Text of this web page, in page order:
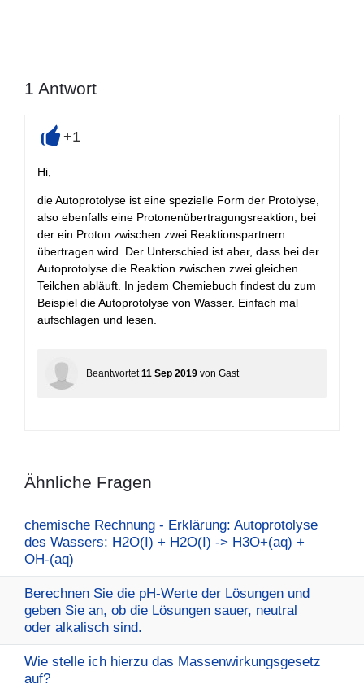
1 Antwort
+1
Hi,
die Autoprotolyse ist eine spezielle Form der Protolyse,
also ebenfalls eine Protonenübertragungsreaktion, bei
der ein Proton zwischen zwei Reaktionspartnern
übertragen wird. Der Unterschied ist aber, dass bei der
Autoprotolyse die Reaktion zwischen zwei gleichen
Teilchen abläuft. In jedem Chemiebuch findest du zum
Beispiel die Autoprotolyse von Wasser. Einfach mal
aufschlagen und lesen.
Beantwortet 11 Sep 2019 von Gast
Ähnliche Fragen
chemische Rechnung - Erklärung: Autoprotolyse
des Wassers: H2O(I) + H2O(I) -> H3O+(aq) +
OH-(aq)
Berechnen Sie die pH-Werte der Lösungen und
geben Sie an, ob die Lösungen sauer, neutral
oder alkalisch sind.
Wie stelle ich hierzu das Massenwirkungsgesetz
auf?